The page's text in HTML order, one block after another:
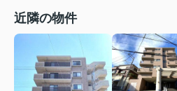
近隣の物件